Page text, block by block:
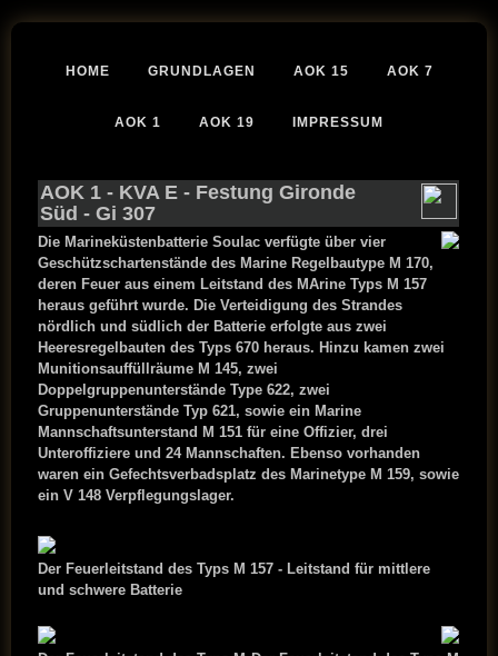
HOME GRUNDLAGEN AOK 15 AOK 7
AOK 1 AOK 19 IMPRESSUM
AOK 1 - KVA E - Festung Gironde
Süd - Gi 307
Die Marineküstenbatterie Soulac verfügte über vier
Geschützschartenstände des Marine Regelbautype M 170,
deren Feuer aus einem Leitstand des MArine Typs M 157
heraus geführt wurde. Die Verteidigung des Strandes
nördlich und südlich der Batterie erfolgte aus zwei
Heeresregelbauten des Typs 670 heraus. Hinzu kamen zwei
Munitionsauffüllräume M 145, zwei
Doppelgruppenunterstände Type 622, zwei
Gruppenunterstände Typ 621, sowie ein Marine
Mannschaftsunterstand M 151 für eine Offizier, drei
Unteroffiziere und 24 Mannschaften. Ebenso vorhanden
waren ein Gefechtsverbadsplatz des Marinetype M 159, sowie
ein V 148 Verpflegungslager.
Der Feuerleitstand des Typs M 157 - Leitstand für mittlere
und schwere Batterie